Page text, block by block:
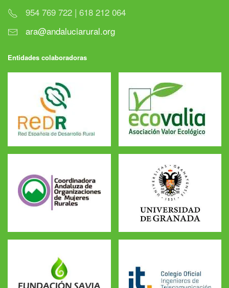
954 769 722 | 618 212 064
ara@andaluciarural.org
Entidades colaboradoras